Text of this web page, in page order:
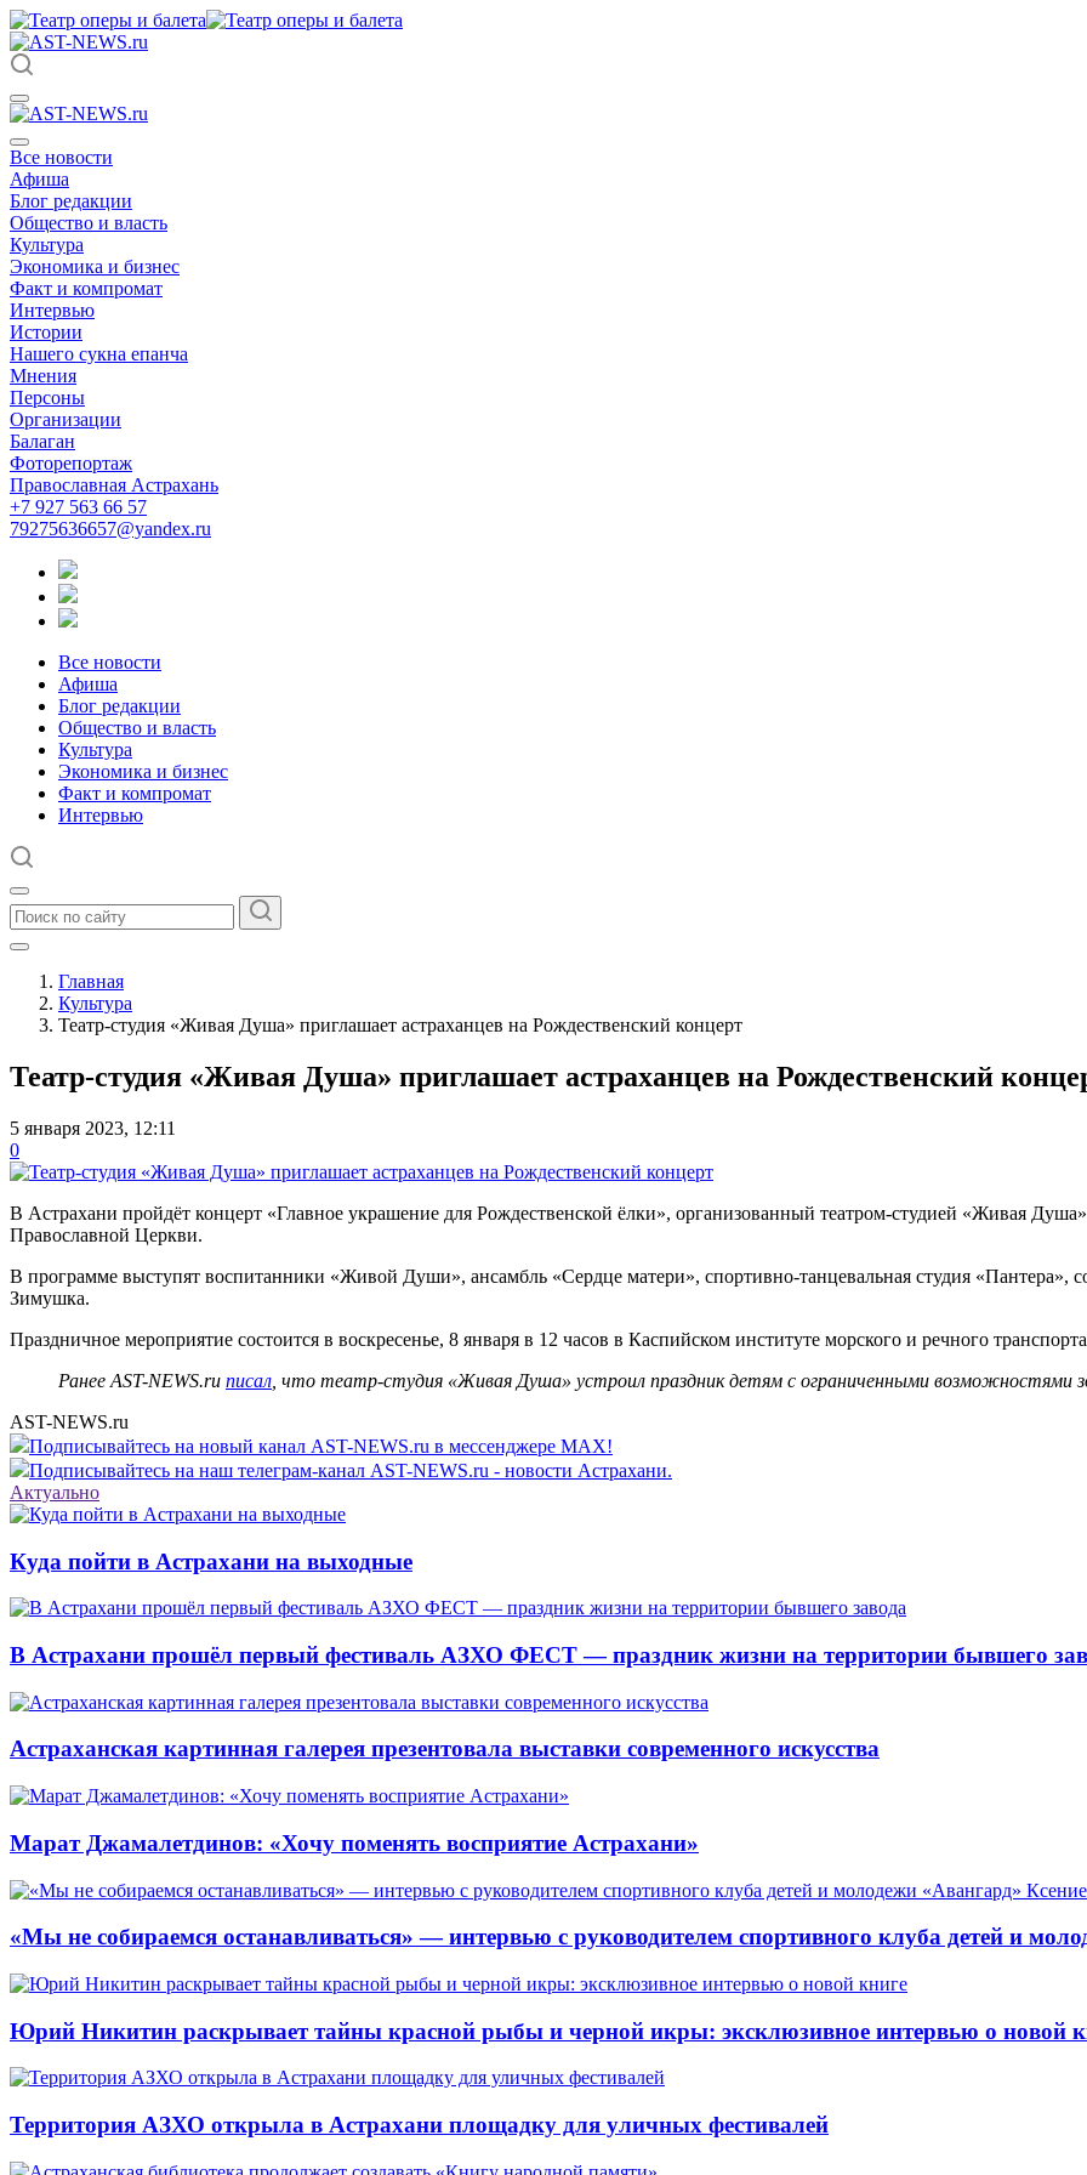
Все новости
Афиша
Блог редакции
Общество и власть
Культура
Экономика и бизнес
Факт и компромат
Интервью
Истории
Нашего сукна епанча
Мнения
Персоны
Организации
Балаган
Фоторепортаж
Православная Астрахань
+7 927 563 66 57
79275636657@yandex.ru
Все новости
Афиша
Блог редакции
Общество и власть
Культура
Экономика и бизнес
Факт и компромат
Интервью
Главная
Культура
Театр-студия «Живая Душа» приглашает астраханцев на Рождественский концерт
Театр-студия «Живая Душа» приглашает астраханцев на Рождественский
5 января 2023, 12:11
0
В Астрахани пройдёт концерт «Главное украшение для Рождественской ёлки», организованный театром-студией «Живая
Православной Церкви.
В программе выступят воспитанники «Живой Души», ансамбль «Сердце матери», спортивно-танцевальная студия «Пантера»,
Зимушка.
Праздничное мероприятие состоится в воскресенье, 8 января в 12 часов в Каспийском институте морского и речного
Ранее AST-NEWS.ru писал , что театр-студия «Живая Душа» устроил праздник детям с ограниченными возможностями
AST-NEWS.ru
Подписывайтесь на новый канал AST-NEWS.ru в мессенджере MAX!
Подписывайтесь на наш телеграм-канал AST-NEWS.ru - новости Астрахани.
Актуально
Куда пойти в Астрахани на выходные
В Астрахани прошёл первый фестиваль АЗХО ФЕСТ — праздник жизни на территории бывшего
Астраханская картинная галерея презентовала выставки современного искусства
Марат Джамалетдинов: «Хочу поменять восприятие Астрахани»
«Мы не собираемся останавливаться» — интервью с руководителем спортивного клуба детей и
Юрий Никитин раскрывает тайны красной рыбы и черной икры: эксклюзивное интервью о новой
Территория АЗХО открыла в Астрахани площадку для уличных фестивалей